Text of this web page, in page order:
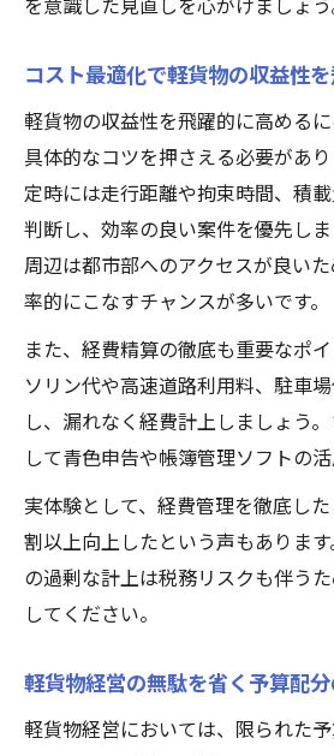
コスト最適化で軽貨物の収益性
軽貨物の収益性を飛躍的に高める
具体的なコツを押さえる必要があ
定時には走行距離や拘束時間、積
判断し、効率の良い案件を優先し
周辺は都市部へのアクセスが良い
率的にこなすチャンスが多いです。
また、経費精算の徹底も重要なポ
ソリン代や高速道路利用料、駐車
し、漏れなく経費計上しましょう
して青色申告や帳簿管理ソフトの活
実体験として、経費管理を徹底し
割以上向上したという声もありま
の過剰な計上は税務リスクも伴う
してください。
軽貨物経営の無駄を省く予算配
軽貨物経営においては、限られた